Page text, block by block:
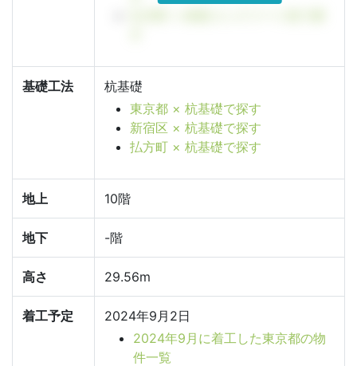
基礎工法
杭基礎
東京都 × 杭基礎で探す
新宿区 × 杭基礎で探す
払方町 × 杭基礎で探す
地上 10階
地下 -階
高さ 29.56m
着工予定
2024年9月2日
2024年9月に着工した東京都の物
件一覧